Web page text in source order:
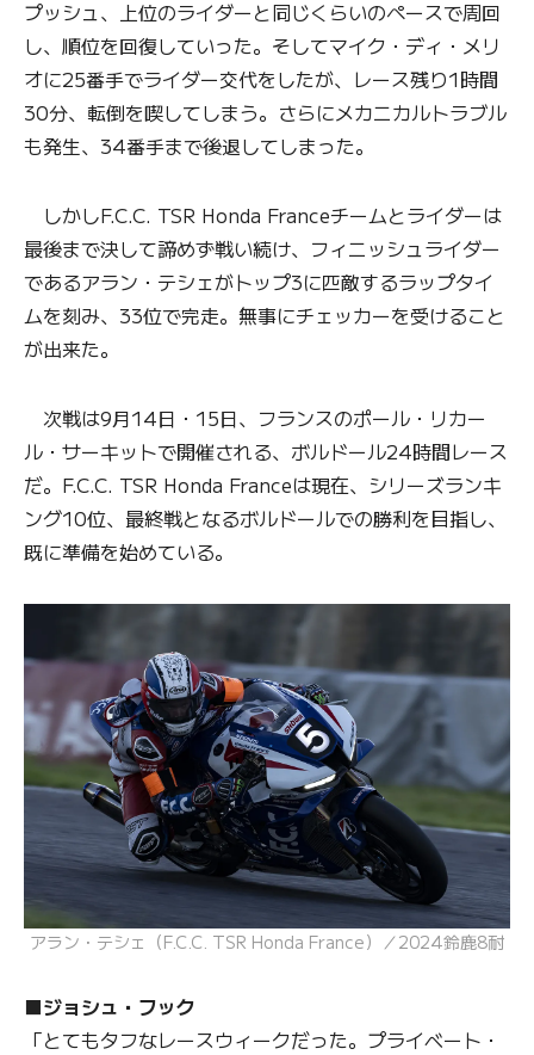
プッシュ、上位のライダーと同じくらいのペースで周回
し、順位を回復していった。そしてマイク・ディ・メリ
オに25番手でライダー交代をしたが、レース残り1時間
30分、転倒を喫してしまう。さらにメカニカルトラブル
も発生、34番手まで後退してしまった。
しかしF.C.C. TSR Honda Franceチームとライダーは
最後まで決して諦めず戦い続け、フィニッシュライダー
であるアラン・テシェがトップ3に匹敵するラップタイ
ムを刻み、33位で完走。無事にチェッカーを受けること
が出来た。
次戦は9月14日・15日、フランスのポール・リカー
ル・サーキットで開催される、ボルドール24時間レース
だ。F.C.C. TSR Honda Franceは現在、シリーズランキ
ング10位、最終戦となるボルドールでの勝利を目指し、
既に準備を始めている。
アラン・テシェ（F.C.C. TSR Honda France）／2024鈴鹿8耐
■ジョシュ・フック
「とてもタフなレースウィークだった。プライベート・